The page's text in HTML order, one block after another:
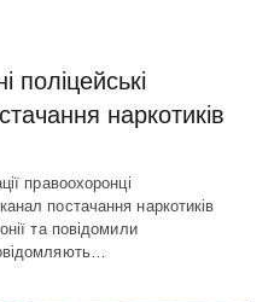
поліцейські
наркотиків
правоохоронці
постачання наркотиків
та повідомили